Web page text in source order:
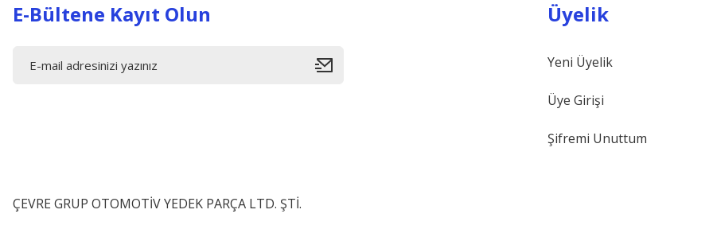
E-Bültene Kayıt Olun
ÇEVRE GRUP OTOMOTİV YEDEK PARÇA LTD. ŞTİ.
Üyelik
Yeni Üyelik
Üye Girişi
Şifremi Unuttum